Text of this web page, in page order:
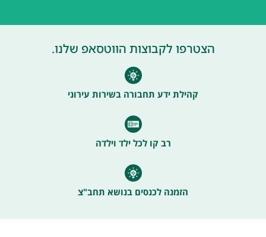
הצטרפו לקבוצות הווטסאפ שלנו.
קהילת ידע תחבורה בשירות עירוני
רב קו לכל ילד וילדה
הזמנה לכנסים בנושא תחב"צ